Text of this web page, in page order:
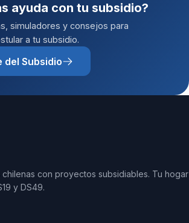
ayuda con tu subsidio?
simuladores y consejos para
a tu subsidio.
del Subsidio
chilenas con proyectos subsidiables. Tu hogar
y DS49.